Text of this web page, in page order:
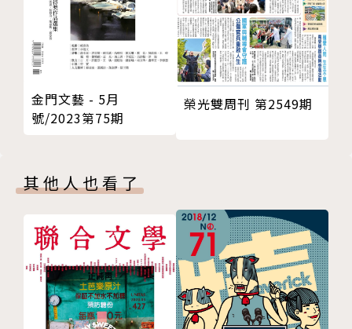
金門文藝 - 5月
號/2023第75期
榮光雙周刊 第2549期
其他人也看了